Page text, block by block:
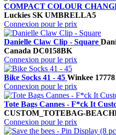
COMPACT COLOUR
Luckies SK UMBRELLA5
Connexion pour le prix
Danielle Claw Clip - Square
Canada DC0158BK
Connexion pour le prix
Bike Socks 41 - 45 Winkee 17778
Connexion pour le prix
Tote Bags Cannes - F*ck It
CUSTOM_TOTEBAG-
Connexion pour le prix